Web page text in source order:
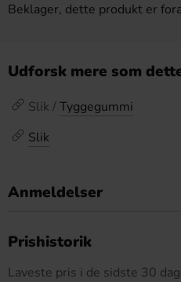
Beklager, dette produkt er
Udforsk mere som
Slik / Tyggegummi
Slik
Anmeldelser
Prishistorik
Laveste pris i de sidste 30